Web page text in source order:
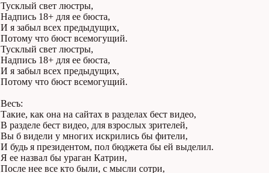
Тусклый свет люстры,
Надпись 18+ для ее бюста,
И я забыл всех предыдущих,
Потому что бюст всемогущий.
Тусклый свет люстры,
Надпись 18+ для ее бюста,
И я забыл всех предыдущих,
Потому что бюст всемогущий.
Весъ:
Такие, как она на сайтах в разделах бест видео,
В разделе бест видео, для взрослых зрителей,
Вы б видели у многих искрились бы фители,
И будь я президентом, пол бюджета бы ей выделил.
Я ее назвал бы ураган Катрин,
После нее все кто были, с мысли сотри,